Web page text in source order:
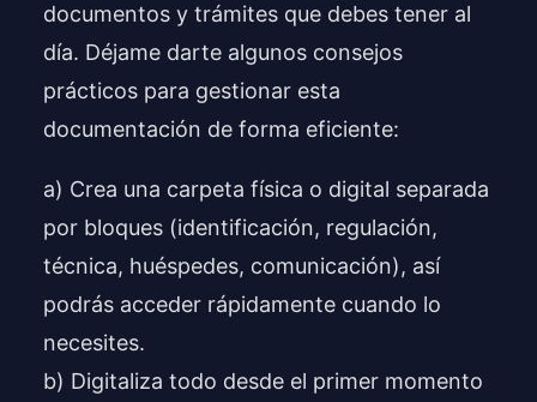
documentos y trámites que debes tener al
día. Déjame darte algunos consejos
prácticos para gestionar esta
documentación de forma eficiente:
a) Crea una carpeta física o digital separada
por bloques (identificación, regulación,
técnica, huéspedes, comunicación), así
podrás acceder rápidamente cuando lo
necesites.
b) Digitaliza todo desde el primer momento